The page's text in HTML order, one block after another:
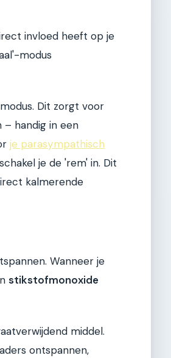
invloed heeft op je
modus
Dit zorgt voor
handig in een
je parasympathisch
je de 'rem' in. Dit
kalmerende
Wanneer je
stikstofmonoxide
middel.
ontspannen,